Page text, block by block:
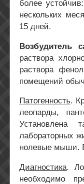
более
нескольких
15 дней.
Возбудитель
раствора
раствора
помещений
Патогенность.
леопарды,
Установлена
лабораторных
нолевые мыши.
Диагностика.
необходимо